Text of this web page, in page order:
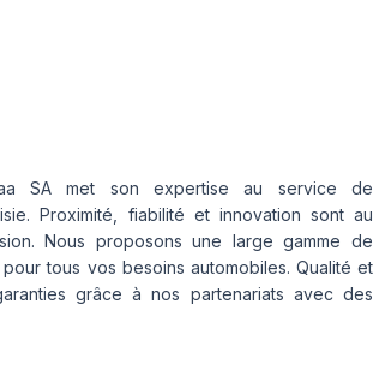
SA met son expertise au service de
Proximité, fiabilité et innovation sont au
Nous proposons une large gamme de
tous vos besoins automobiles. Qualité et
grâce à nos partenariats avec des